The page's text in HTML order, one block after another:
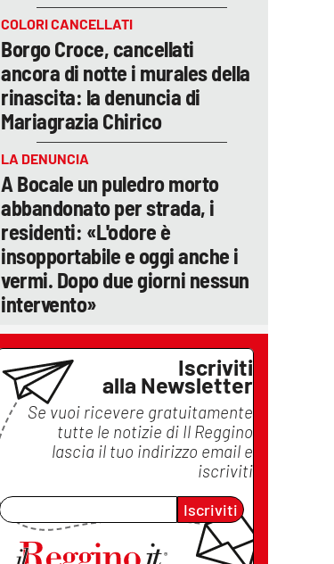
COLORI CANCELLATI
Borgo Croce, cancellati
ancora di notte i murales della
rinascita: la denuncia di
Mariagrazia Chirico
LA DENUNCIA
A Bocale un puledro morto
abbandonato per strada, i
residenti: «L'odore è
insopportabile e oggi anche i
vermi. Dopo due giorni nessun
intervento»
Iscriviti
alla Newsletter
Se vuoi ricevere gratuitamente
tutte le notizie di Il Reggino
lascia il tuo indirizzo email e
iscriviti
Iscriviti